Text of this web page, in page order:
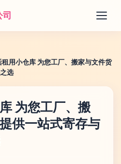
司
租用小仓库 为您工厂、搬家与文件货
选
为您工厂、搬
供一站式寄存与